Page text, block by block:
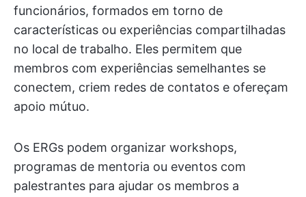
funcionários, formados em torno de
características ou experiências compartilhadas
no local de trabalho. Eles permitem que
membros com experiências semelhantes se
conectem, criem redes de contatos e ofereçam
apoio mútuo.
Os ERGs podem organizar workshops,
programas de mentoria ou eventos com
palestrantes para ajudar os membros a